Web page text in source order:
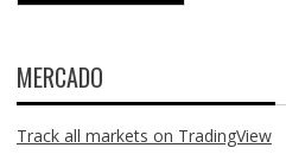
MERCADO
Track all markets on TradingView